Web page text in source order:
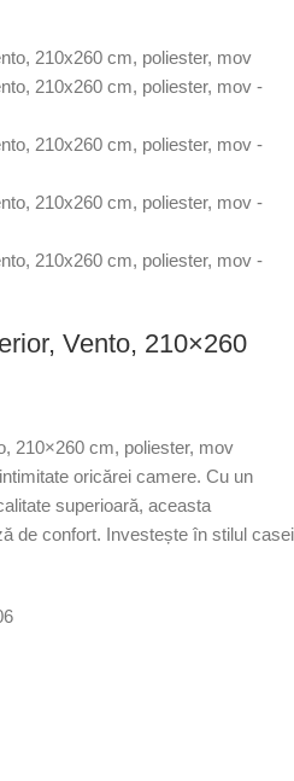
Vento, 210×260
210×260 cm, poliester, mov
oricărei camere. Cu un
superioară, aceasta
de confort. Investește în stilul casei